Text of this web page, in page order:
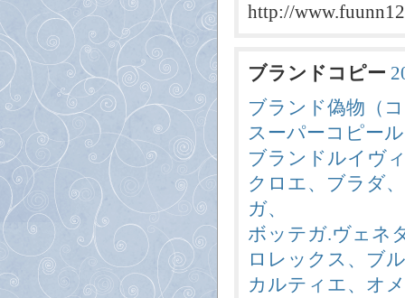
http://
ブランドコピー
ブランド偽物（
スーパーコピー
ブランドルイヴ
クロエ、ブラダ
ガ、
ボッテガ.ヴェネ
ロレックス、ブ
カルティエ、オ